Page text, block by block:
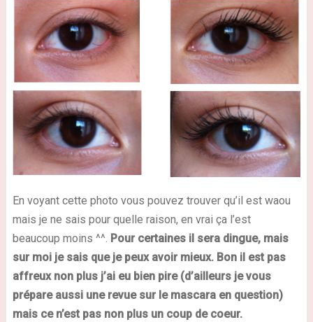
En voyant cette photo vous pouvez trouver qu’il est waou
mais je ne sais pour quelle raison, en vrai ça l’est
beaucoup moins ^^. Pour certaines il sera dingue, mais
sur moi je sais que je peux avoir mieux. Bon il est pas
affreux non plus j’ai eu bien pire (d’ailleurs je vous
prépare aussi une revue sur le mascara en question)
mais ce n’est pas non plus un coup de coeur.